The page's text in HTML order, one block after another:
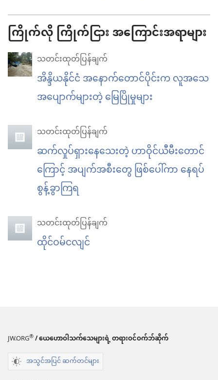
ကြိုက်လို ကြိုက်ငြား အကြောင်းအရာများ
သတင်းထုတ်ပြန်ချက်
အိန္ဒိယနိုင်ငံ အနောက်တောင်ပိုင်းက လူအသေ
အပျောက်များတဲ့ မြေပြိုမှုများ
သတင်းထုတ်ပြန်ချက်
ဆက်လှုပ်ရှားနေသေးတဲ့ ဟာဝိုင်ယီမီးတောင်
ကြောင့် အပျက်အစီးတွေ ဖြစ်ပေါ်ကာ နေရပ်
စွန့်ခွာကြရ
သတင်းထုတ်ပြန်ချက်
ထိုင်ဝမ်ငလျင်
JW.ORG®/ ယေဟောဝါသက်သေများရဲ့ တရားဝင်ဝက်ဘ်ဆိုက်
အသွင်အပြင် ဆက်တင်များ